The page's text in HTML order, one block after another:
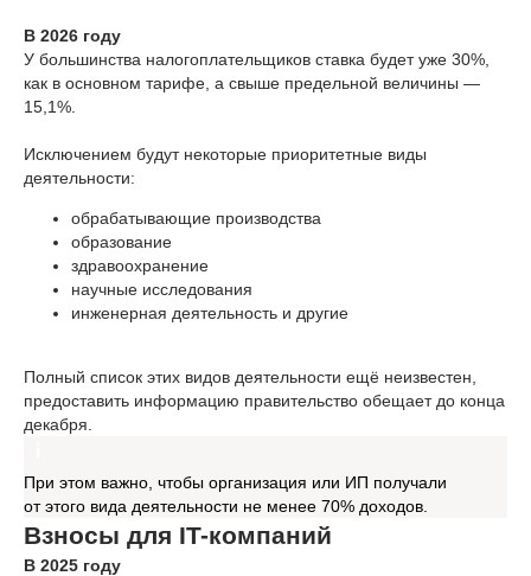
В 2026 году
У большинства налогоплательщиков ставка будет уже 30%,
как в основном тарифе, а свыше предельной величины —
15,1%.
Исключением будут некоторые приоритетные виды
деятельности:
обрабатывающие производства
образование
здравоохранение
научные исследования
инженерная деятельность и другие
Полный список этих видов деятельности ещё неизвестен,
предоставить информацию правительство обещает до конца
декабря.
При этом важно, чтобы организация или ИП получали
от этого вида деятельности не менее 70% доходов.
Взносы для IT-компаний
В 2025 году